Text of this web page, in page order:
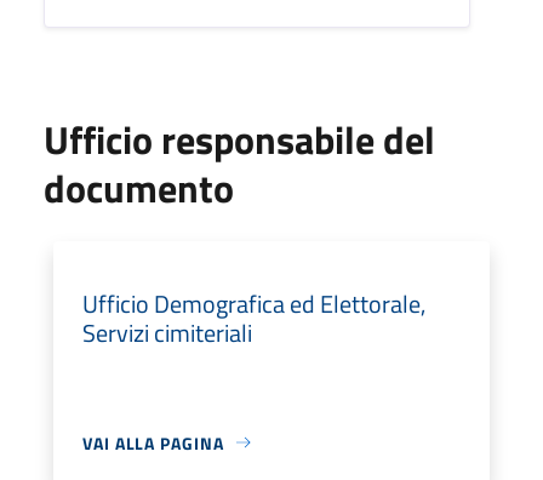
Ufficio responsabile del
documento
Ufficio Demografica ed Elettorale,
Servizi cimiteriali
VAI ALLA PAGINA